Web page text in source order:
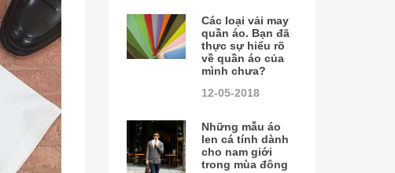
Các loại vải may
quần áo. Bạn đã
thực sự hiểu rõ
về quần áo của
mình chưa?
12-05-2018
Những mẫu áo
len cá tính dành
cho nam giới
trong mùa đông